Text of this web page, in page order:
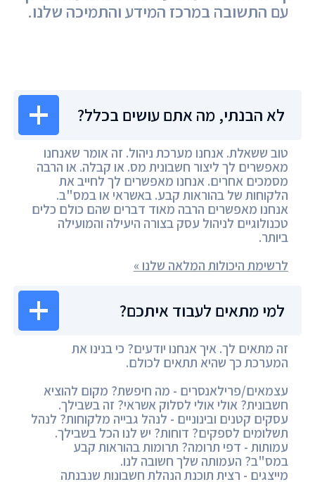
לא הבנתי, מה אתם עושים בכלל?
טוב ששאלת. אנחנו מערכת ניהול. זה אומר שאנחנו
מאפשרים לך ליצור חשבונית מס. או קבלה. או הרבה
מסמכים אחרים. אנחנו מאפשרים לך לחייב את
הלקוחות של בהוראות קבע. באשראי או במס"ב.
אנחנו מאפשרים הרבה מאוד דברים שהם כולם כלים
טכנולוגיים לניהול עסק בצורה היעילה והמועילה
ביותר.
לרשימת היכולות המלאה שלנו »
למי מתאים לעבוד איתכם?
זה מתאים לך. איך אנחנו יודעים? כי בנינו את
המערכת כך שהיא תתאים לכולם.
עצמאים/פרילאנסרים - מה חיפשת? מקום להוציא
חשבונית? אולי אולי לסלוק אשראי? זה בשבילך.
עסקים קטנים ובינוניים - לנהל גבייה מלקוחות? לנהל
תשלומים לספקים? דוחות? יש לנו הכל בשבילך.
עמותות - דפי תרומה? תרומות בהוראות קבע
במס"ב? העמותה שלך חשובה לנו.
מייצגים - רצית תוכנת הנהלת חשבונות שנבנתה
עם התשובה במרכז המידע והתמיכה שלנו.